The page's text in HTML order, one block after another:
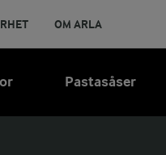
OM ARLA
Pastasåser